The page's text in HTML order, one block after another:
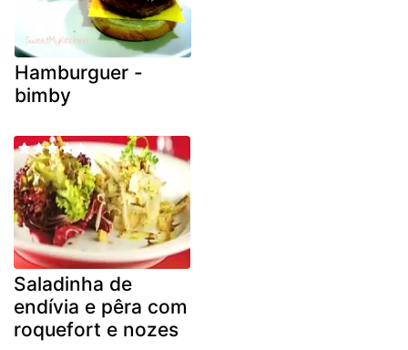
Hamburguer -
bimby
Saladinha de
endívia e pêra com
roquefort e nozes